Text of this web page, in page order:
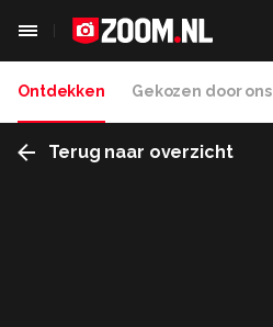
Ontdekken Gekozen door ons
Terug naar overzicht